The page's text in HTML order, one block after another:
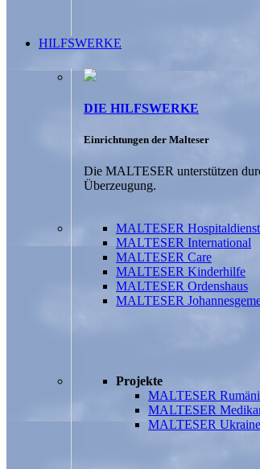
HILFSWERKE
DIE HILFSWERKE
Einrichtungen der Malteser
Die MALTESER unterstützen
Überzeugung.
MALTESER
MALTESER International
MALTESER Care
MALTESER Kinderhilfe
MALTESER Ordenshaus
MALTESER
Projekte
MALTESER
MALTESER
MALTESER